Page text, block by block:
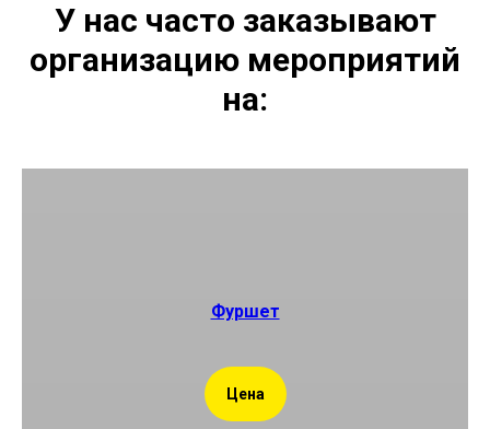
У нас часто заказывают
организацию мероприятий
на:
Фуршет
Цена